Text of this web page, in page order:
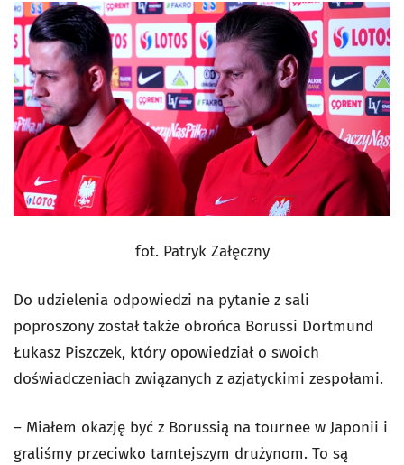
fot. Patryk Załęczny
Do udzielenia odpowiedzi na pytanie z sali
poproszony został także obrońca Borussi Dortmund
Łukasz Piszczek, który opowiedział o swoich
doświadczeniach związanych z azjatyckimi zespołami.
– Miałem okazję być z Borussią na tournee w Japonii i
graliśmy przeciwko tamtejszym drużynom. To są